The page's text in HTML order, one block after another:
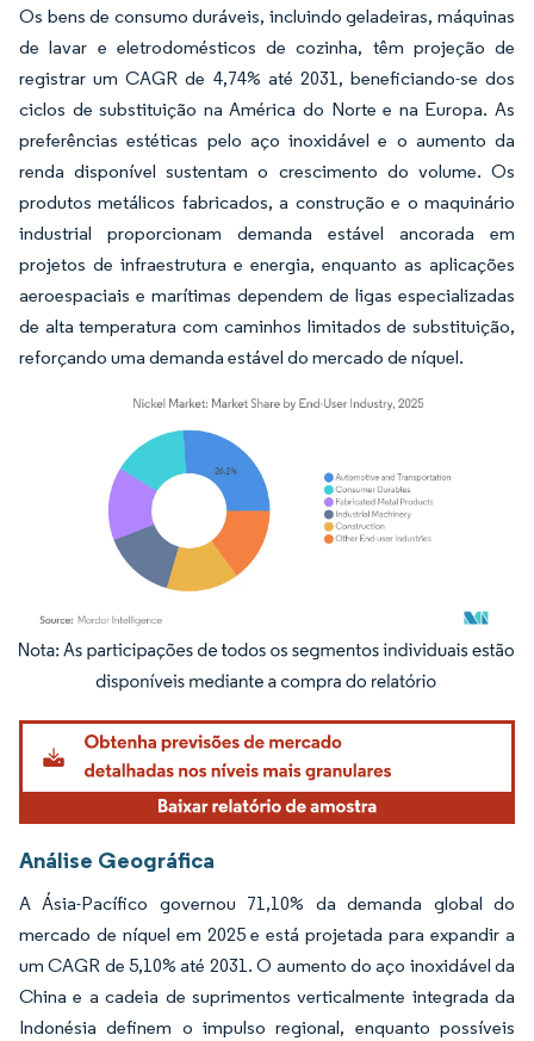
Os bens de consumo duráveis, incluindo geladeiras, máquinas
de lavar e eletrodomésticos de cozinha, têm projeção de
registrar um CAGR de 4,74% até 2031, beneficiando-se dos
ciclos de substituição na América do Norte e na Europa. As
preferências estéticas pelo aço inoxidável e o aumento da
renda disponível sustentam o crescimento do volume. Os
produtos metálicos fabricados, a construção e o maquinário
industrial proporcionam demanda estável ancorada em
projetos de infraestrutura e energia, enquanto as aplicações
aeroespaciais e marítimas dependem de ligas especializadas
de alta temperatura com caminhos limitados de substituição,
reforçando uma demanda estável do mercado de níquel.
Imagem © Mordor Intelligence. O reuso requer atribuição conforme CC BY 4.0.
Análise Geográfica
A Ásia-Pacífico governou 71,10% da demanda global do
mercado de níquel em 2025 e está projetada para expandir a
um CAGR de 5,10% até 2031. O aumento do aço inoxidável da
China e a cadeia de suprimentos verticalmente integrada da
Indonésia definem o impulso regional, enquanto possíveis